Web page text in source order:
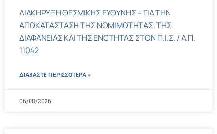
ΔΙΑΚΗΡΥΞΗ ΘΕΣΜΙΚΗΣ ΕΥΘΥΝΗΣ – ΓΙΑ ΤΗΝ
ΑΠΟΚΑΤΑΣΤΑΣΗ ΤΗΣ ΝΟΜΙΜΟΤΗΤΑΣ, ΤΗΣ
ΔΙΑΦΑΝΕΙΑΣ ΚΑΙ ΤΗΣ ΕΝΟΤΗΤΑΣ ΣΤΟΝ Π.Ι.Σ. / Α.Π.
11042
ΔΙΑΒΑΣΤΕ ΠΕΡΙΣΣΌΤΕΡΑ »
06/08/2026